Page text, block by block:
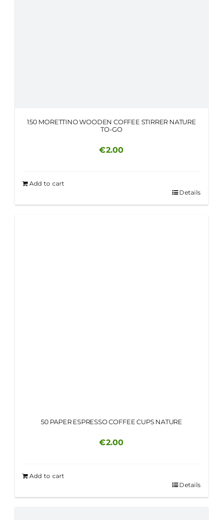
150 MORETTINO WOODEN COFFEE STIRRER NATURE
TO-GO
€2.00
Add to cart
Details
50 PAPER ESPRESSO COFFEE CUPS NATURE
€2.00
Add to cart
Details